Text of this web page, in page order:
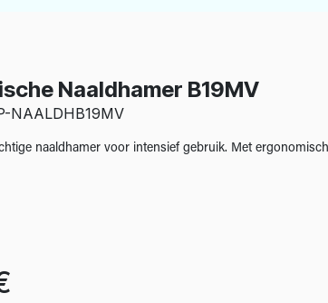
Naaldhamer B19MV
NAALDHB19MV
naaldhamer voor intensief gebruik. Met